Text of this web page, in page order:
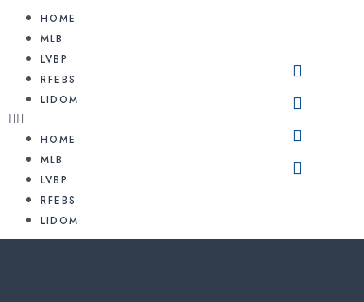
HOME
MLB
LVBP
RFEBS
LIDOM
HOME
MLB
LVBP
RFEBS
LIDOM